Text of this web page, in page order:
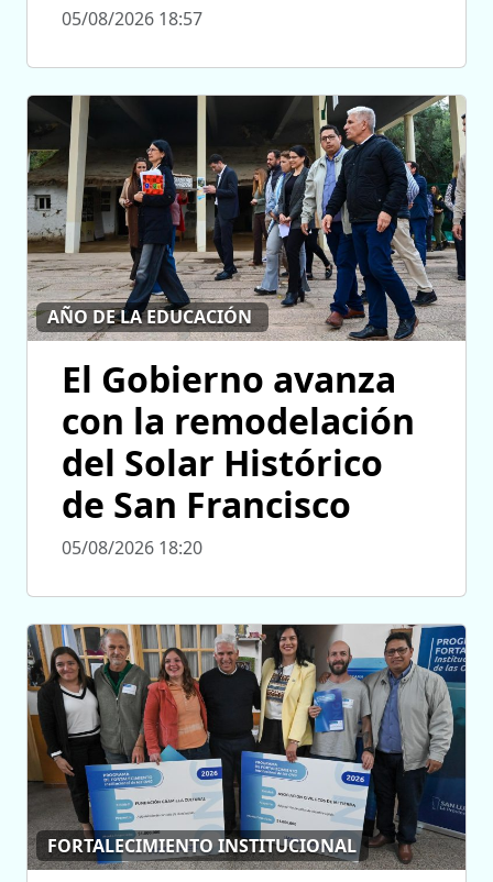
05/08/2026 18:57
AÑO DE LA EDUCACIÓN
El Gobierno avanza
con la remodelación
del Solar Histórico
de San Francisco
05/08/2026 18:20
FORTALECIMIENTO INSTITUCIONAL